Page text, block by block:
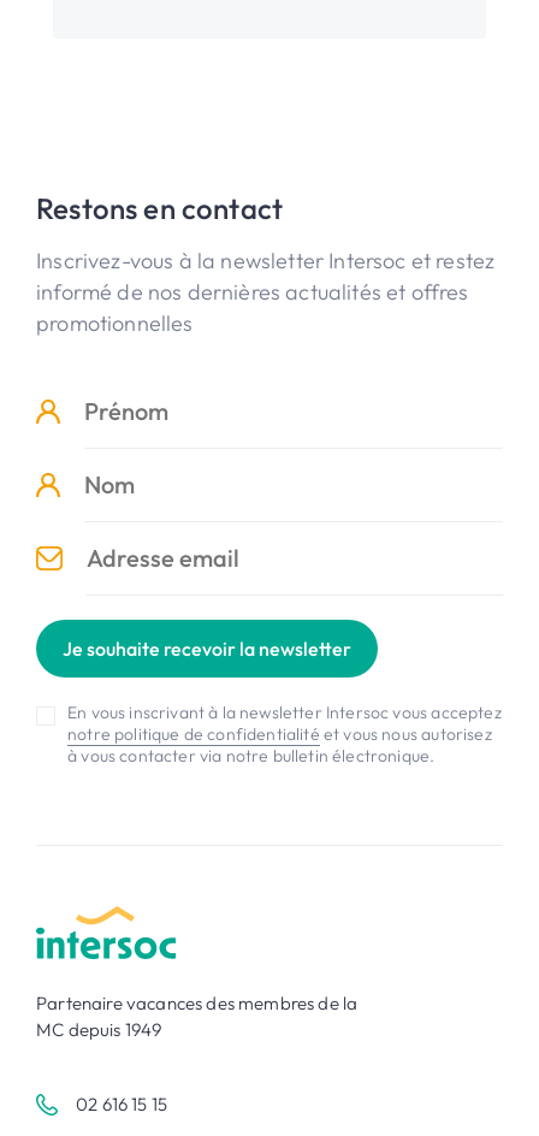
Restons en contact
Inscrivez-vous à la newsletter Intersoc et restez
informé de nos dernières actualités et offres
promotionnelles
Je souhaite recevoir la newsletter
En vous inscrivant à la newsletter Intersoc vous acceptez
notre politique de confidentialité et vous nous autorisez
à vous contacter via notre bulletin électronique.
Partenaire vacances des membres de la
MC depuis 1949
02 616 15 15